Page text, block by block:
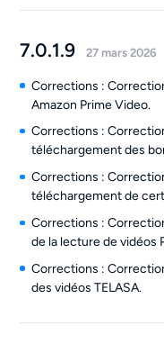
7.0.1.9 27 mars 2026
Corrections :
Amazon Prime Video.
Corrections :
téléchargement des
Corrections :
téléchargement de
Corrections :
de la lecture de vidéos
Corrections :
des vidéos TELASA.